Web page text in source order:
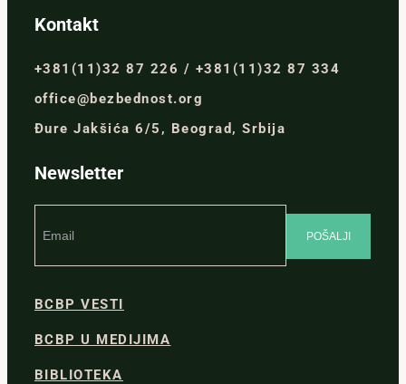
Kontakt
+381(11)32 87 226 / +381(11)32 87 334
office@bezbednost.org
Đure Jakšića 6/5, Beograd, Srbija
Newsletter
BCBP VESTI
BCBP U MEDIJIMA
BIBLIOTEKA